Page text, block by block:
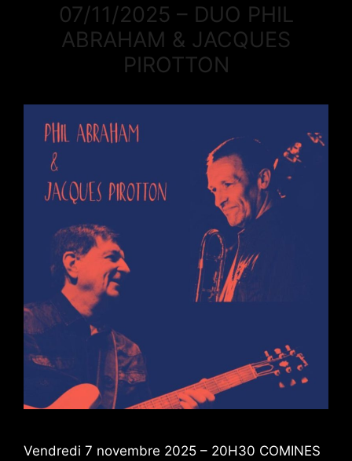
07/11/2025 – DUO PHIL
ABRAHAM & JACQUES
PIROTTON
Vendredi 7 novembre 2025 – 20H30 COMINES